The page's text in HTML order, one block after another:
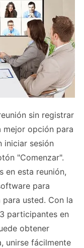
sin registrar
mejor opción para
iniciar sesión
"Comenzar".
en esta reunión,
para
usted. Con la
participantes en
obtener
unirse fácilmente